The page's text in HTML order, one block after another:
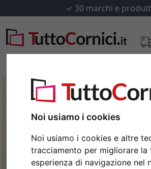
Noi usiamo i cookies
Noi usiamo i cookies e altre
tracciamento per migliorare la
esperienza di navigazione nel
✓ 30 marchi e